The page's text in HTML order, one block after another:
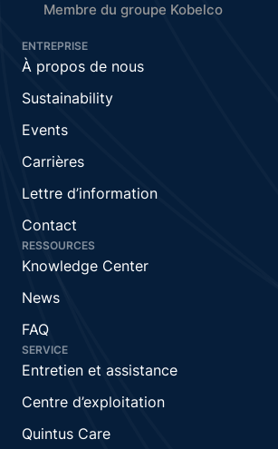
Membre du groupe Kobelco
ENTREPRISE
À propos de nous
Sustainability
Events
Carrières
Lettre d’information
Contact
RESSOURCES
Knowledge Center
News
FAQ
SERVICE
Entretien et assistance
Centre d’exploitation
Quintus Care